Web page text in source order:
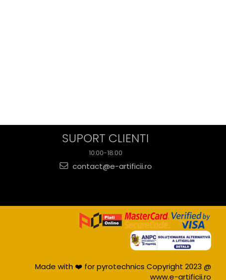
SUPORT CLIENTI
10:00-18:00
contact@e-artificii.ro
Made with ❤️ for pyrotechnics Copyright 2023 @
www.e-artificii.ro